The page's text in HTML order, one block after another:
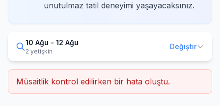
unutulmaz tatil deneyimi yaşayacaksınız.
10 Ağu - 12 Ağu
2 yetişkin
Değiştir
Müsaitlik kontrol edilirken bir hata oluştu.